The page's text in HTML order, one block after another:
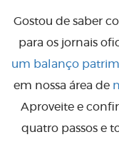
Gostou de saber
para os jornais
um balanço
em nossa área de
Aproveite e
quatro passos e